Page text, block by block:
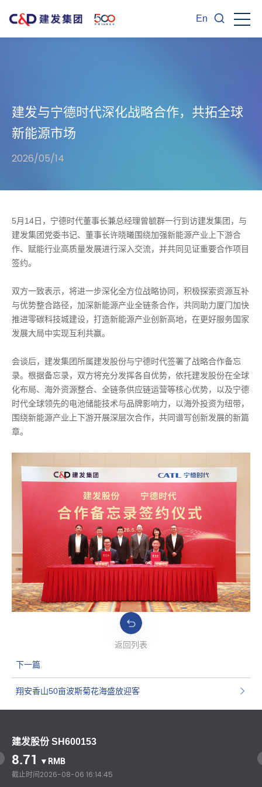
En
建发与宁德时代深化战略合作，共拓全球
新能源市场
2026/05/14
5月14日，宁德时代董事长兼总经理曾毓群一行到访建发集团，与
建发集团党委书记、董事长许晓曦围绕加强新能源产业上下游合
作、赋能行业高质量发展进行深入交流，并共同见证重要合作项目
签约。
双方一致表示，将进一步深化全方位战略协同，积极探索资源互补
与优势整合路径，加深新能源产业全链条合作，共同助力厦门加快
推进零碳科技城建设，打造新能源产业创新高地，在更好服务国家
发展大局中实现互利共赢。
会谈后，建发集团所属建发股份与宁德时代签署了战略合作备忘
录。根据备忘录，双方将充分发挥各自优势，依托建发股份在全球
化布局、海外资源整合、全链条供应链运营等核心优势，以及宁德
时代全球领先的电池储能技术与品牌影响力，以海外投资为纽带，
围绕新能源产业上下游开展深层次合作，共同谱写创新发展的新篇
章。
返回列表
下一篇
翔安香山50亩波斯菊花海盛放迎客
建发股份 SH600153
8.71 ▼RMB
截止时间2026-08-06 16:14:45